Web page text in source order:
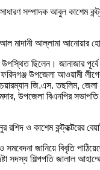
সম্পাদক আবুল কাশেম
মাদানী আল্লামা আনোয়ার
ছিলেন। জানাজার
উপজেলা আওয়ামী
জি.এস. তছলিম,
উপজেলা বিএনপির
রশিদ ও কাশেম
জানিয়ে বিবৃতি
সদস্য শিল্পপতি জালাল